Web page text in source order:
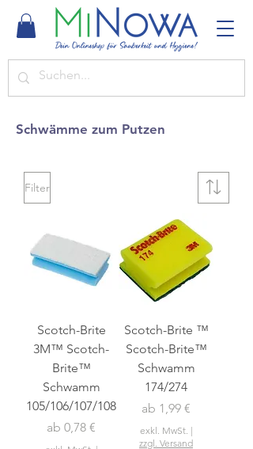
Schwämme zum Putzen
Filter
Scotch-Brite
3M™ Scotch-
Brite™
Schwamm
105/106/107/108
ab 0,78 €
Sale-Preis
Scotch-Brite ™
Scotch-Brite™
Schwamm
174/274
ab 1,99 €
Sale-Preis
exkl. MwSt. |
zzgl. Versand